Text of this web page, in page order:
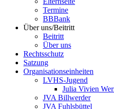
Termine
BBBank
Über uns/Beitritt
Beitritt
Über uns
Rechtsschutz
Satzung
Organisationseinheiten
LVHS-Jugend
Julia Vivien
JVA Billwerder
JVA Fuhlsbüttel